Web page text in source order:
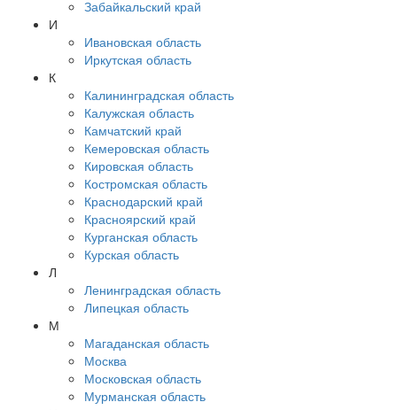
Забайкальский край
И
Ивановская область
Иркутская область
К
Калининградская область
Калужская область
Камчатский край
Кемеровская область
Кировская область
Костромская область
Краснодарский край
Красноярский край
Курганская область
Курская область
Л
Ленинградская область
Липецкая область
М
Магаданская область
Москва
Московская область
Мурманская область